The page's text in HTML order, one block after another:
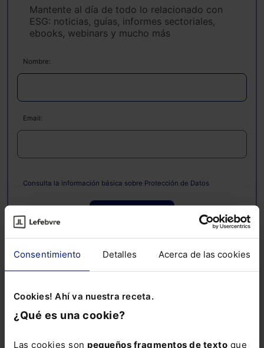
Consentimiento Detalles Acerca de las cookies
Cookies! Ahí va nuestra receta.
¿Qué es una cookie?
Las cookies son pequeños fragmentos de texto que
Mantente al día de todo lo relacionado con
ESG: noticias, guías, informes sectoriales,
ebooks, webinars y mucho más
Nombre:
Email:
Consulta la información básica sobre Protección de Datos
Noticias relacionadas